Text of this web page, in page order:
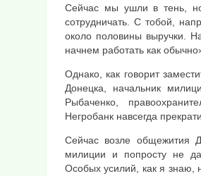
Сейчас мы ушли в тень,
сотрудничать. С тобой,
около половины выручки.
начнем работать как
Однако, как говорит
Донецка, начальник
Рыбаченко,
Негробанк навсегда
Сейчас возле общежития
милиции и попросту не
Особых усилий, как я знаю,